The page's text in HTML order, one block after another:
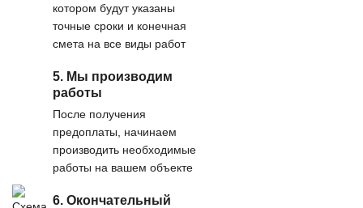
котором будут указаны
точные сроки и конечная
смета на все виды работ
5. Мы производим
работы
После получения
предоплаты, начинаем
производить необходимые
работы на вашем объекте
6. Окончательный